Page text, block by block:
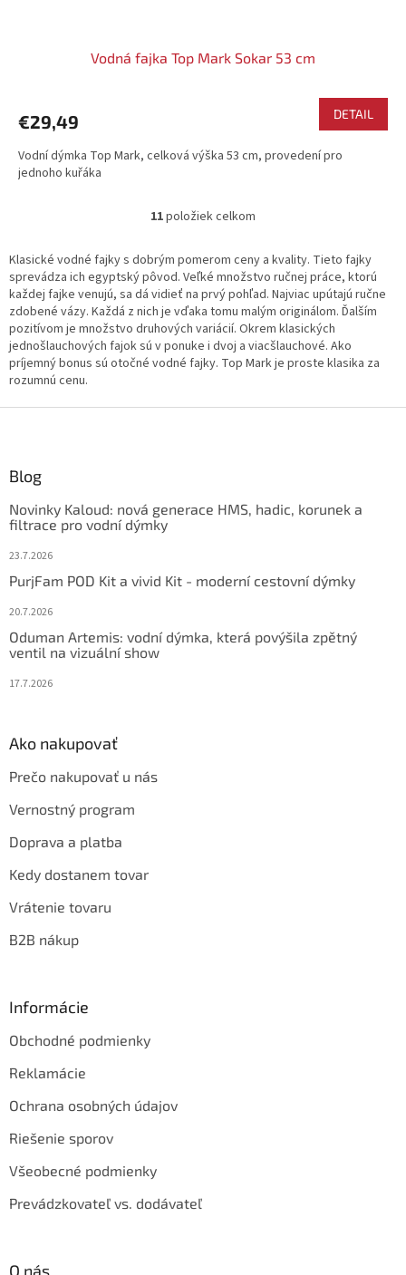
Vodná fajka Top Mark Sokar 53 cm
€29,49 DETAIL
Vodní dýmka Top Mark, celková výška 53 cm, provedení pro
jednoho kuřáka
O
l
á
d
a
c
i
e
v
i
11položiek celkom
Klasické vodné fajky s dobrým pomerom ceny a kvality. Tieto fajky
sprevádza ich egyptský pôvod. Veľké množstvo ručnej práce, ktorú
každej fajke venujú, sa dá vidieť na prvý pohľad. Najviac upútajú ručne
zdobené vázy. Každá z nich je vďaka tomu malým originálom. Ďalším
pozitívom je množstvo druhových variácií. Okrem klasických
jednošlauchových fajok sú v ponuke i dvoj a viacšlauchové. Ako
príjemný bonus sú otočné vodné fajky. Top Mark je proste klasika za
rozumnú cenu.
Blog
Novinky Kaloud: nová generace HMS, hadic, korunek a
filtrace pro vodní dýmky
23.7.2026
PurjFam POD Kit a vivid Kit - moderní cestovní dýmky
20.7.2026
Oduman Artemis: vodní dýmka, která povýšila zpětný
ventil na vizuální show
17.7.2026
Ako nakupovať
Prečo nakupovať u nás
Vernostný program
Doprava a platba
Kedy dostanem tovar
Vrátenie tovaru
B2B nákup
Informácie
Obchodné podmienky
Reklamácie
Ochrana osobných údajov
Riešenie sporov
Všeobecné podmienky
Prevádzkovateľ vs. dodávateľ
O nás